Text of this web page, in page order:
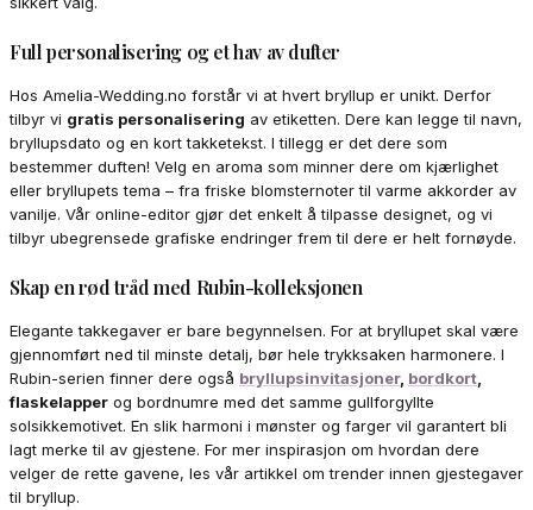
Full personalisering og et hav av dufter
Hos Amelia-Wedding.no forstår vi at hvert bryllup er unikt. Derfor
tilbyr vi gratis personalisering av etiketten. Dere kan legge til navn,
bryllupsdato og en kort takketekst. I tillegg er det dere som
bestemmer duften! Velg en aroma som minner dere om kjærlighet
eller bryllupets tema – fra friske blomsternoter til varme akkorder av
vanilje. Vår online-editor gjør det enkelt å tilpasse designet, og vi
tilbyr ubegrensede grafiske endringer frem til dere er helt fornøyde.
Skap en rød tråd med Rubin-kolleksjonen
Elegante takkegaver er bare begynnelsen. For at bryllupet skal være
gjennomført ned til minste detalj, bør hele trykksaken harmonere. I
Rubin-serien finner dere også bryllupsinvitasjoner, bordkort
flaskelapper og bordnumre med det samme gullforgyllte
solsikkemotivet. En slik harmoni i mønster og farger vil garantert bli
lagt merke til av gjestene. For mer inspirasjon om hvordan dere
velger de rette gavene, les vår artikkel om trender innen gjestegaver
til bryllup.